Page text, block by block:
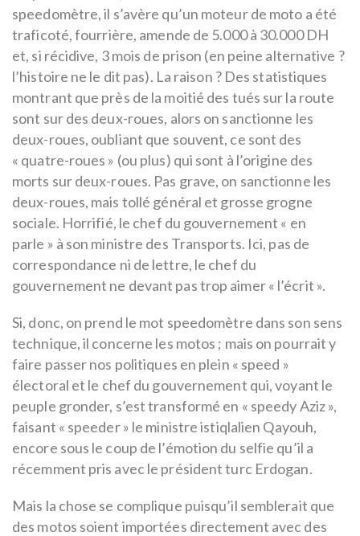
speedomètre, il s’avère qu’un moteur de moto a été
traficoté, fourrière, amende de 5.000 à 30.000 DH
et, si récidive, 3 mois de prison (en peine alternative ?
l’histoire ne le dit pas). La raison ? Des statistiques
montrant que près de la moitié des tués sur la route
sont sur des deux-roues, alors on sanctionne les
deux-roues, oubliant que souvent, ce sont des
« quatre-roues » (ou plus) qui sont à l’origine des
morts sur deux-roues. Pas grave, on sanctionne les
deux-roues, mais tollé général et grosse grogne
sociale. Horrifié, le chef du gouvernement « en
parle » à son ministre des Transports. Ici, pas de
correspondance ni de lettre, le chef du
gouvernement ne devant pas trop aimer « l’écrit ».
Si, donc, on prend le mot speedomètre dans son sens
technique, il concerne les motos ; mais on pourrait y
faire passer nos politiques en plein « speed »
électoral et le chef du gouvernement qui, voyant le
peuple gronder, s’est transformé en « speedy Aziz »,
faisant « speeder » le ministre istiqlalien Qayouh,
encore sous le coup de l’émotion du selfie qu’il a
récemment pris avec le président turc Erdogan.
Mais la chose se complique puisqu’il semblerait que
des motos soient importées directement avec des